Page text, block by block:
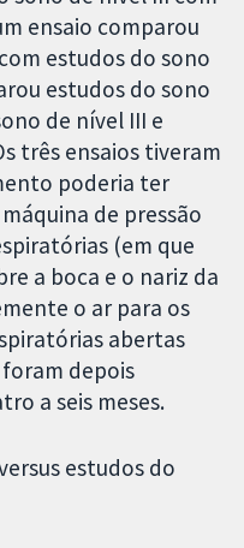
ensaio comparou
estudos do sono
estudos do sono
de nível III e
três ensaios tiveram
poderia ter
de pressão
(em que
a boca e o nariz da
o ar para os
abertas
foram depois
a seis meses.
estudos do